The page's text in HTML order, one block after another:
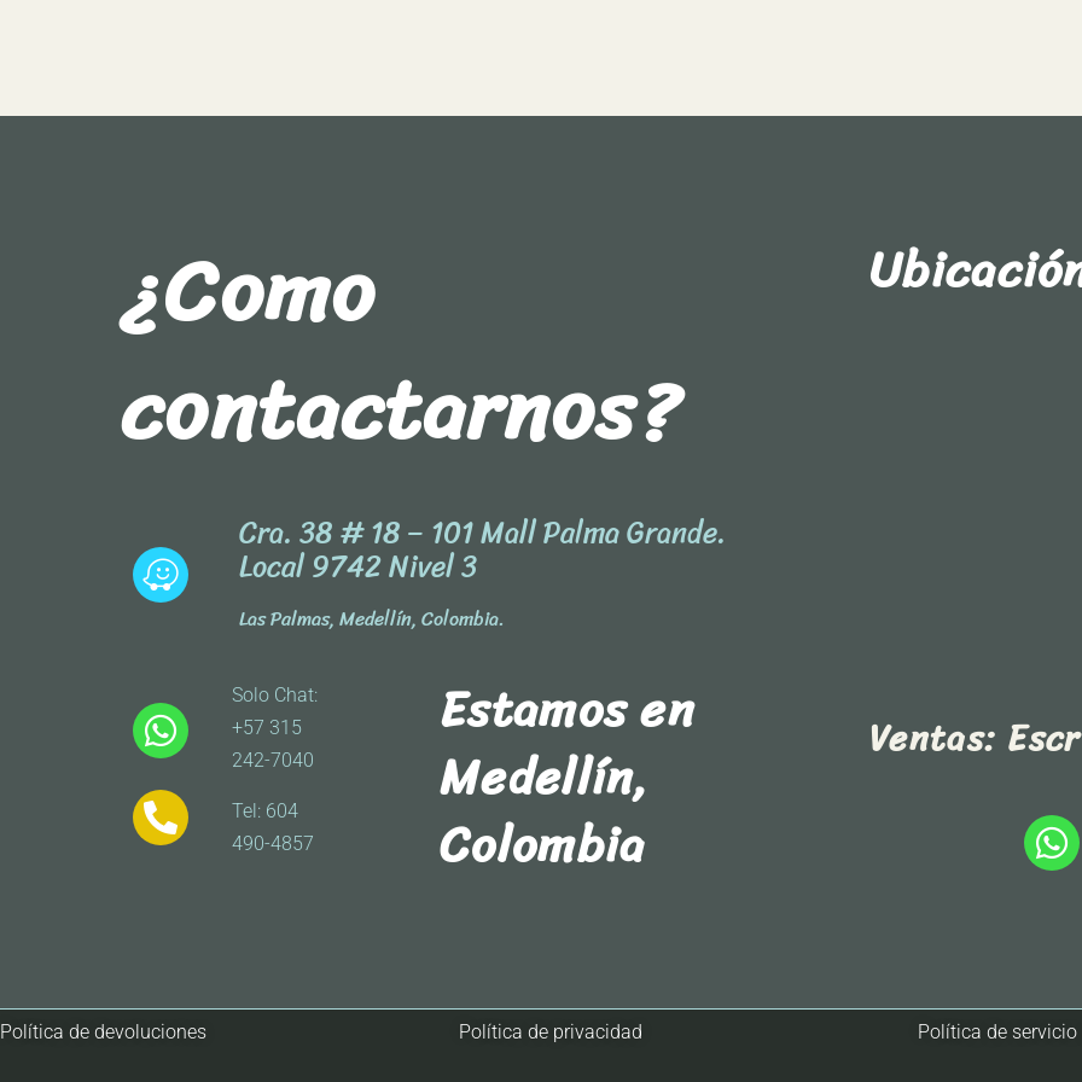
¿Como
contactarnos?
Cra. 38 # 18 – 101 Mall Palma Grande.
Local 9742 Nivel 3
Las Palmas, Medellín, Colombia.
Solo Chat:
+57 315
242-7040
Tel: 604
490-4857
Estamos en
Medellín,
Colombia
Ventas:
Política de devoluciones Política de privacidad Política de